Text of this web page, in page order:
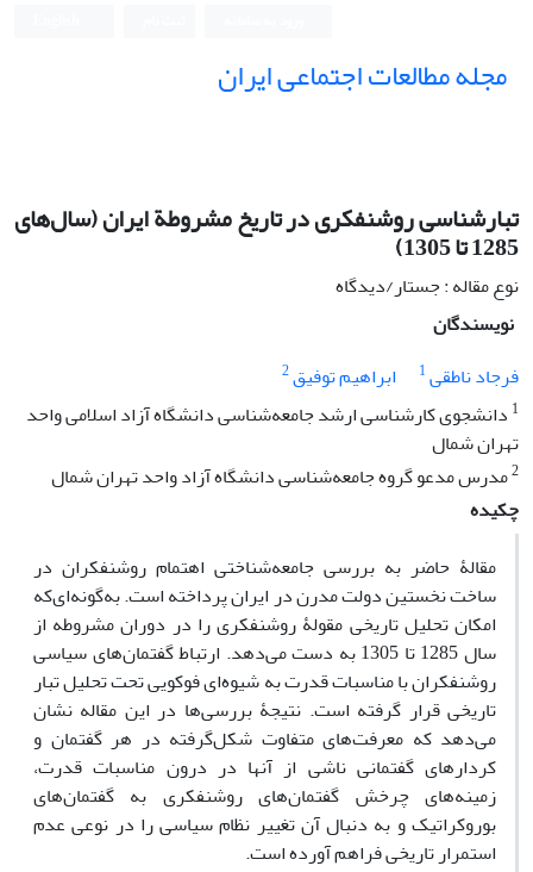
مجله مطالعات اجتماعی ایران
تبارشناسی روشنفکری در تاریخ مشروطة ایران (سال‌های
1285 تا 1305)
نوع مقاله : جستار/دیدگاه
نویسندگان
فرجاد ناطقی1 ابراهیم توفیق2
1 دانشجوی کارشناسی ارشد جامعه‌شناسی دانشگاه آزاد اسلامی واحد
تهران شمال
2مدرس مدعو گروه جامعه‌شناسی دانشگاه آزاد واحد تهران شمال
چکیده
مقالۀ حاضر به بررسی جامعه‌شناختی اهتمام روشنفکران در
ساخت نخستین دولت مدرن در ایران پرداخته است. به‌گونه‌ای‌که
امکان تحلیل تاریخی مقولۀ روشنفکری را در دوران مشروطه از
سال 1285 تا 1305 به دست می‌دهد. ارتباط گفتمان‌های سیاسی
روشنفکران با مناسبات قدرت به شیوه‌ای فوکویی تحت تحلیل تبار
تاریخی قرار گرفته است. نتیجۀ بررسی‌ها در این مقاله نشان
می‌دهد که معرفت‌های متفاوت شکل‌گرفته در هر گفتمان و
کردارهای گفتمانی ناشی از آنها در درون مناسبات قدرت،
زمینه‌های چرخش گفتمان‌های روشنفکری به گفتمان‌های
بوروکراتیک و به دنبال آن تغییر نظام سیاسی را در نوعی عدم
استمرار تاریخی فراهم آورده است.